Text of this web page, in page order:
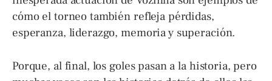
cómo el torneo también refleja pérdidas,
esperanza, liderazgo, memoria y superación.
Porque, al final, los goles pasan a la historia, pero